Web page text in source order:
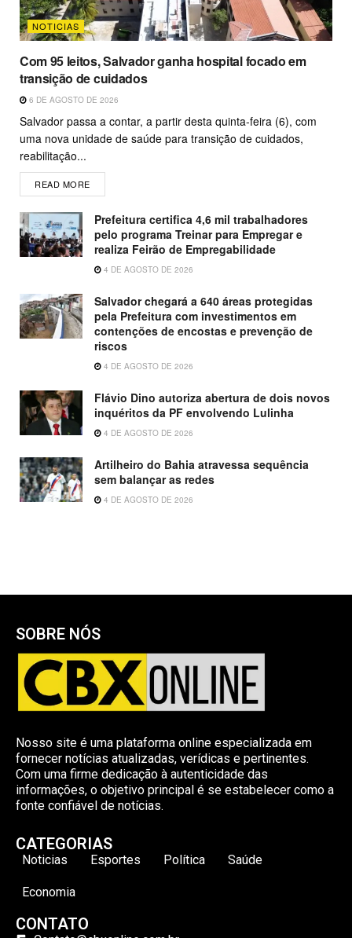
NOTICIAS
Com 95 leitos, Salvador ganha hospital focado em
transição de cuidados
6 DE AGOSTO DE 2026
Salvador passa a contar, a partir desta quinta-feira (6), com
uma nova unidade de saúde para transição de cuidados,
reabilitação...
READ MORE
Prefeitura certifica 4,6 mil trabalhadores
pelo programa Treinar para Empregar e
realiza Feirão de Empregabilidade
4 DE AGOSTO DE 2026
Salvador chegará a 640 áreas protegidas
pela Prefeitura com investimentos em
contenções de encostas e prevenção de
riscos
4 DE AGOSTO DE 2026
Flávio Dino autoriza abertura de dois novos
inquéritos da PF envolvendo Lulinha
4 DE AGOSTO DE 2026
Artilheiro do Bahia atravessa sequência
sem balançar as redes
4 DE AGOSTO DE 2026
SOBRE NÓS
Nosso site é uma plataforma online especializada em
fornecer notícias atualizadas, verídicas e pertinentes.
Com uma firme dedicação à autenticidade das
informações, o objetivo principal é se estabelecer como a
fonte confiável de notícias.
CATEGORIAS
Noticias Esportes Política Saúde
Economia
CONTATO